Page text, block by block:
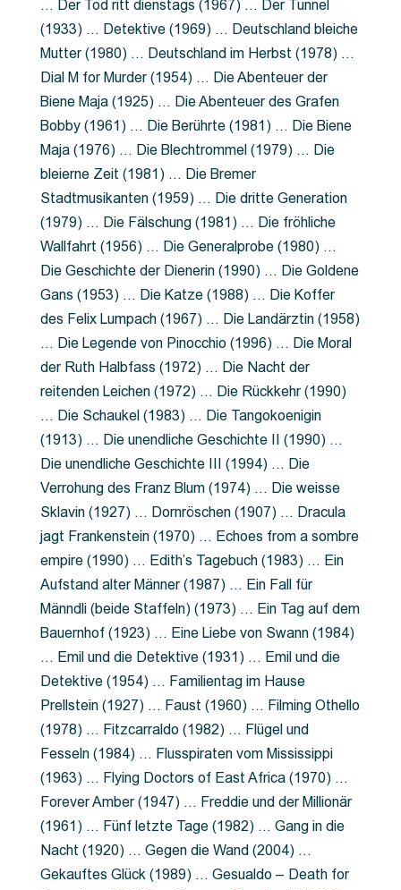
… Der Tod ritt dienstags (1967) … Der Tunnel
(1933) … Detektive (1969) … Deutschland bleiche
Mutter (1980) … Deutschland im Herbst (1978) …
Dial M for Murder (1954) … Die Abenteuer der
Biene Maja (1925) … Die Abenteuer des Grafen
Bobby (1961) … Die Berührte (1981) … Die Biene
Maja (1976) … Die Blechtrommel (1979) … Die
bleierne Zeit (1981) … Die Bremer
Stadtmusikanten (1959) … Die dritte Generation
(1979) … Die Fälschung (1981) … Die fröhliche
Wallfahrt (1956) … Die Generalprobe (1980) …
Die Geschichte der Dienerin (1990) … Die Goldene
Gans (1953) … Die Katze (1988) … Die Koffer
des Felix Lumpach (1967) … Die Landärztin (1958)
… Die Legende von Pinocchio (1996) … Die Moral
der Ruth Halbfass (1972) … Die Nacht der
reitenden Leichen (1972) … Die Rückkehr (1990)
… Die Schaukel (1983) … Die Tangokoenigin
(1913) … Die unendliche Geschichte II (1990) …
Die unendliche Geschichte III (1994) … Die
Verrohung des Franz Blum (1974) … Die weisse
Sklavin (1927) … Dornröschen (1907) … Dracula
jagt Frankenstein (1970) … Echoes from a sombre
empire (1990) … Edith’s Tagebuch (1983) … Ein
Aufstand alter Männer (1987) … Ein Fall für
Männdli (beide Staffeln) (1973) … Ein Tag auf dem
Bauernhof (1923) … Eine Liebe von Swann (1984)
… Emil und die Detektive (1931) … Emil und die
Detektive (1954) … Familientag im Hause
Prellstein (1927) … Faust (1960) … Filming Othello
(1978) … Fitzcarraldo (1982) … Flügel und
Fesseln (1984) … Flusspiraten vom Mississippi
(1963) … Flying Doctors of East Africa (1970) …
Forever Amber (1947) … Freddie und der Millionär
(1961) … Fünf letzte Tage (1982) … Gang in die
Nacht (1920) … Gegen die Wand (2004) …
Gekauftes Glück (1989) … Gesualdo – Death for